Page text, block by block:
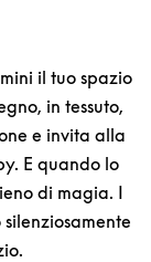
il tuo spazio
in tessuto,
e invita alla
E quando lo
di magia. I